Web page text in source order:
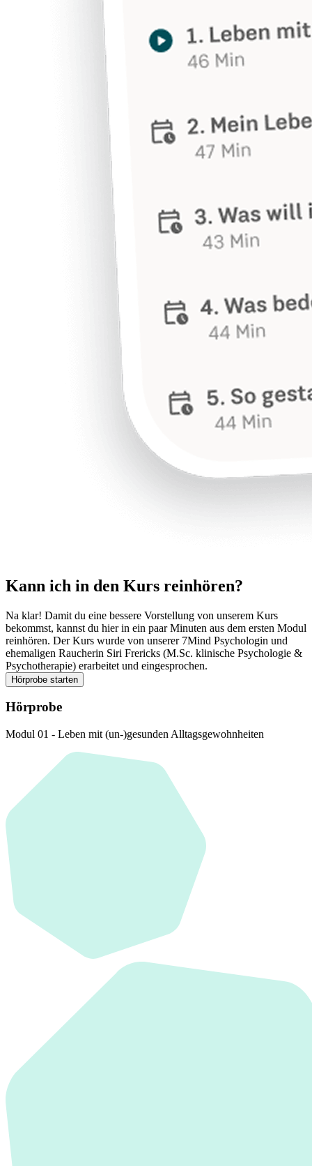
Kann ich in den Kurs reinhören?
Na klar! Damit du eine bessere Vorstellung von unserem Kurs
bekommst, kannst du hier in ein paar Minuten aus dem ersten Modul
reinhören. Der Kurs wurde von unserer 7Mind Psychologin und
ehemaligen Raucherin Siri Frericks (M.Sc. klinische Psychologie &
Psychotherapie) erarbeitet und eingesprochen.
Hörprobe starten
Hörprobe
Modul 01 - Leben mit (un-)gesunden Alltagsgewohnheiten